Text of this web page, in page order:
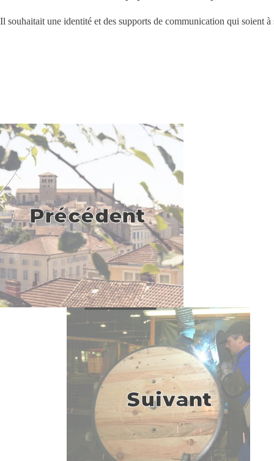
Il souhaitait une identité et des supports de communication qui soient
Précédent
Suivant